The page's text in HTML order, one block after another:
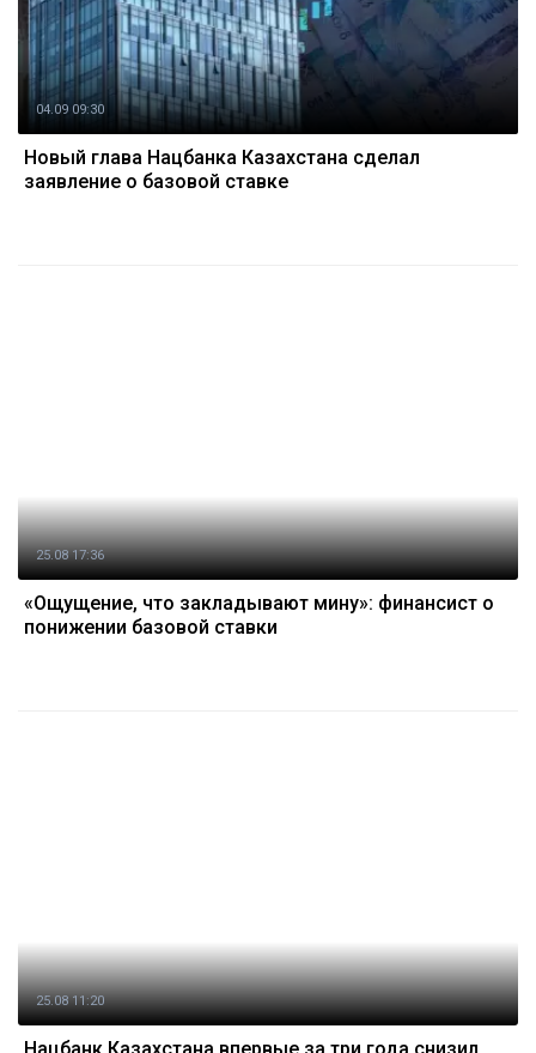
04.09 09:30
Новый глава Нацбанка Казахстана сделал
заявление о базовой ставке
25.08 17:36
«Ощущение, что закладывают мину»: финансист о
понижении базовой ставки
25.08 11:20